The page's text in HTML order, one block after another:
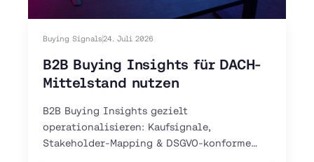
Buying Signals24. Juli 2026
B2B Buying Insights für DACH-
Mittelstand nutzen
B2B Buying Insights gezielt
operationalisieren: Kaufsignale,
Stakeholder-Mapping & DSGVO-konforme